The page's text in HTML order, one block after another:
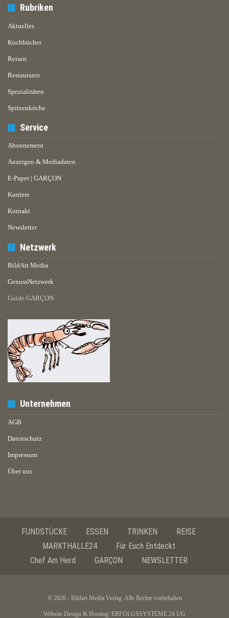
Rubriken
Aktuelles
Kochbücher
Reisen
Restaurants
Spezialitäten
Spitzenköche
Service
Abonnement
Anzeigen & Mediadaten
E-Paper | GARÇON
Karriere
Kontakt
Newsletter
Netzwerk
BildArt Media
GenussNetzwerk
Guide GARÇON
Unternehmen
AGB
Datenschutz
Impressum
Über uns
FUNDSTÜCKE ESSEN TRINKEN
REISE
MARKTHALLE24
Für Euch Entdeckt
Chef Am Herd
GARÇON NEWSLETTER
© 2026 - Bildart Media Verlag. Alle Rechte vorbehalten
Website Design & Hosting: ERFOLGSSYSTEME 24 UG